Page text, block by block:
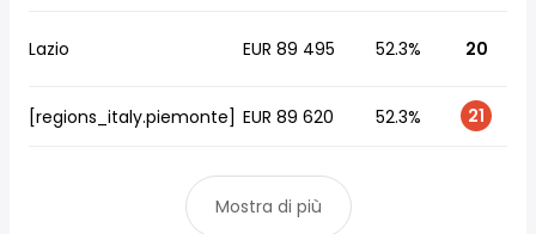
Lazio EUR 89 495 52.3% 20
[regions_italy.piemonte] EUR 89 620 52.3% 21
Mostra di più